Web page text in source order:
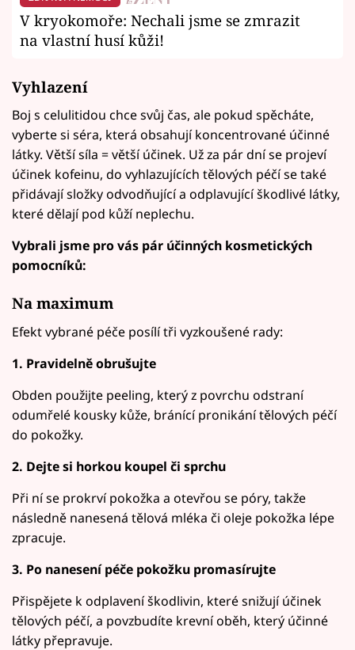
V kryokomoře: Nechali jsme se zmrazit
na vlastní husí kůži!
Vyhlazení
Boj s celulitidou chce svůj čas, ale pokud spěcháte,
vyberte si séra, která obsahují koncentrované účinné
látky. Větší síla = větší účinek. Už za pár dní se projeví
účinek kofeinu, do vyhlazujících tělových péčí se také
přidávají složky odvodňující a odplavující škodlivé látky,
které dělají pod kůží neplechu.
Vybrali jsme pro vás pár účinných kosmetických
pomocníků:
Na maximum
Efekt vybrané péče posílí tři vyzkoušené rady:
1. Pravidelně obrušujte
Obden použijte peeling, který z povrchu odstraní
odumřelé kousky kůže, bránící pronikání tělových péčí
do pokožky.
2. Dejte si horkou koupel či sprchu
Při ní se prokrví pokožka a otevřou se póry, takže
následně nanesená tělová mléka či oleje pokožka lépe
zpracuje.
3. Po nanesení péče pokožku promasírujte
Přispějete k odplavení škodlivin, které snižují účinek
tělových péčí, a povzbudíte krevní oběh, který účinné
látky přepravuje.